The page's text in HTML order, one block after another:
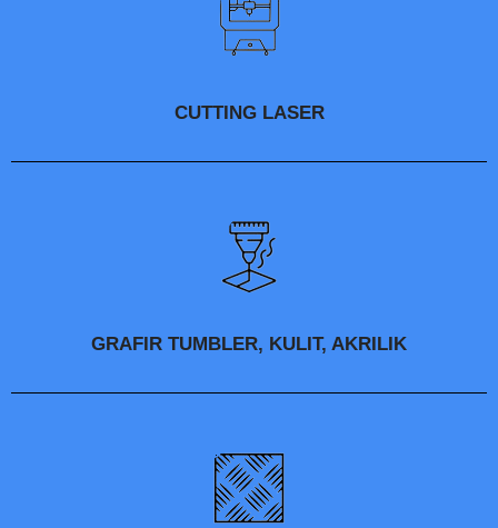
CUTTING LASER
GRAFIR TUMBLER, KULIT, AKRILIK